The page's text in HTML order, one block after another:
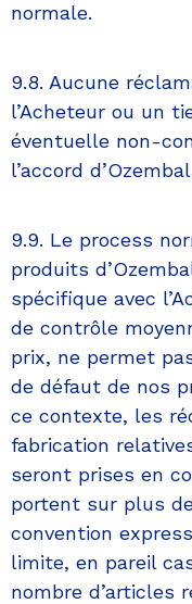
normale.
9.8. Aucune
l’Acheteur ou un
éventuelle non-
l’accord
9.9. Le process
produits
spécifique avec
de contrôle
prix, ne permet
de défaut de nos
ce contexte, les
fabrication
seront prises en
portent sur plus
convention
limite, en pareil
nombre d’articles